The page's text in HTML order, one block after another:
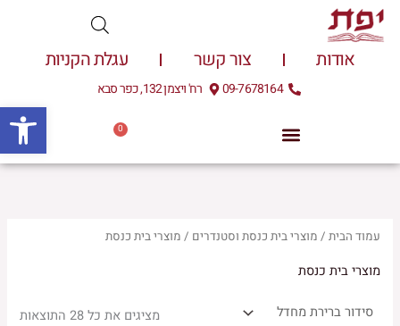
דילוג
לתוכן
אודות צור קשר עגלת הקניות
09-7678164 רח' ויצמן 132, כפר סבא
0
עגלת
נס
עמוד הבית / מוצרי בית כנסת וסטנדרים / מוצרי בית כנסת
מוצרי בית כנסת
מציגים את כל ⁦28⁩ התוצאות